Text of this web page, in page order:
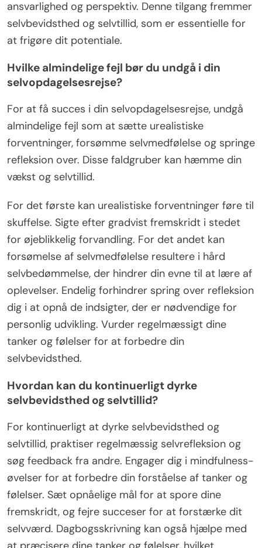
ansvarlighed og perspektiv. Denne tilgang fremmer
selvbevidsthed og selvtillid, som er essentielle for
at frigøre dit potentiale.
Hvilke almindelige fejl bør du undgå i din
selvopdagelsesrejse?
For at få succes i din selvopdagelsesrejse, undgå
almindelige fejl som at sætte urealistiske
forventninger, forsømme selvmedfølelse og springe
refleksion over. Disse faldgruber kan hæmme din
vækst og selvtillid.
For det første kan urealistiske forventninger føre til
skuffelse. Sigte efter gradvist fremskridt i stedet
for øjeblikkelig forvandling. For det andet kan
forsømelse af selvmedfølelse resultere i hård
selvbedømmelse, der hindrer din evne til at lære af
oplevelser. Endelig forhindrer spring over refleksion
dig i at opnå de indsigter, der er nødvendige for
personlig udvikling. Vurder regelmæssigt dine
tanker og følelser for at forbedre din
selvbevidsthed.
Hvordan kan du kontinuerligt dyrke
selvbevidsthed og selvtillid?
For kontinuerligt at dyrke selvbevidsthed og
selvtillid, praktiser regelmæssig selvrefleksion og
søg feedback fra andre. Engager dig i mindfulness-
øvelser for at forbedre din forståelse af tanker og
følelser. Sæt opnåelige mål for at spore dine
fremskridt, og fejre succeser for at forstærke dit
selvværd. Dagbogsskrivning kan også hjælpe med